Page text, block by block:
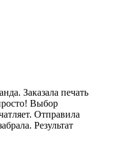
Заказала печать
Выбор
Отправила
Результат